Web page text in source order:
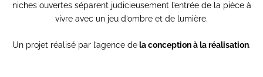
niches ouvertes séparent judicieusement l’entrée de la pièce à
vivre avec un jeu d’ombre et de lumière.
Un projet réalisé par l’agence dela conception à la réalisation.